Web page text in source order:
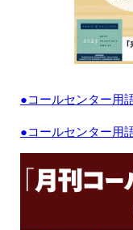
●コールセンター用
●コールセンター用